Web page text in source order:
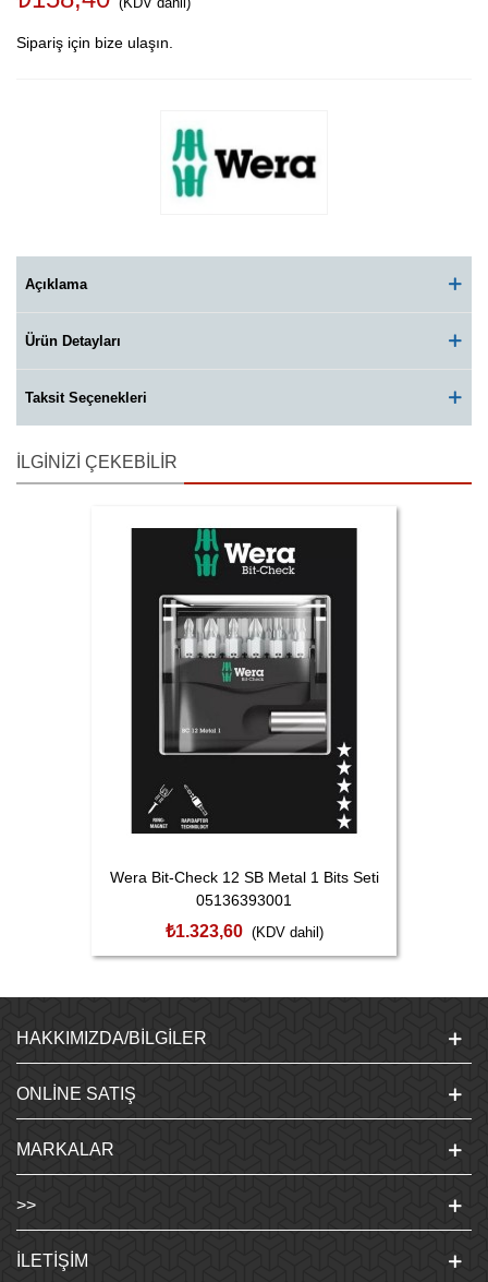
Sipariş için bize ulaşın.
Açıklama
Ürün Detayları
Taksit Seçenekleri
İLGINIZI ÇEKEBILIR
Wera Bit-Check 12 SB Metal 1 Bits Seti
05136393001
₺1.323,60 (KDV dahil)
HAKKIMIZDA/BILGILER
ONLINE SATIŞ
MARKALAR
>>
İLETIŞIM